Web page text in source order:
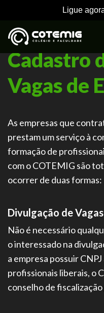
Ligue
Cadastro
Vagas de
As empresas que
prestam um serviço à
formação de
com o COTEMIG são
ocorrer de duas formas:
Divulgação de Vagas
Não é necessário
o interessado na
a empresa possuir
profissionais liberais, o
conselho de